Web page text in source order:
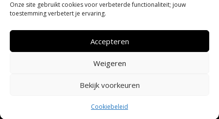
Onze site gebruikt cookies voor verbeterde functionaliteit; jouw
toestemming verbetert je ervaring.
Accepteren
Weigeren
Bekijk voorkeuren
Cookiebeleid
Privacyverklaring
Algemene Voorwaarden
Cookiebeleid (EU)
@Pi-Apps| Hosting door: